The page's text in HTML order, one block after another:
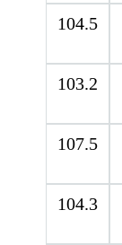
104.5
103.2
107.5
104.3